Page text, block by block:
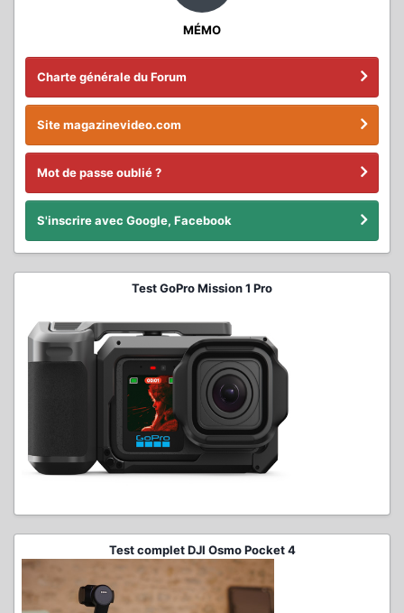
MÉMO
Charte générale du Forum
Site magazinevideo.com
Mot de passe oublié ?
S'inscrire avec Google, Facebook
Test GoPro Mission 1 Pro
Test complet DJI Osmo Pocket 4